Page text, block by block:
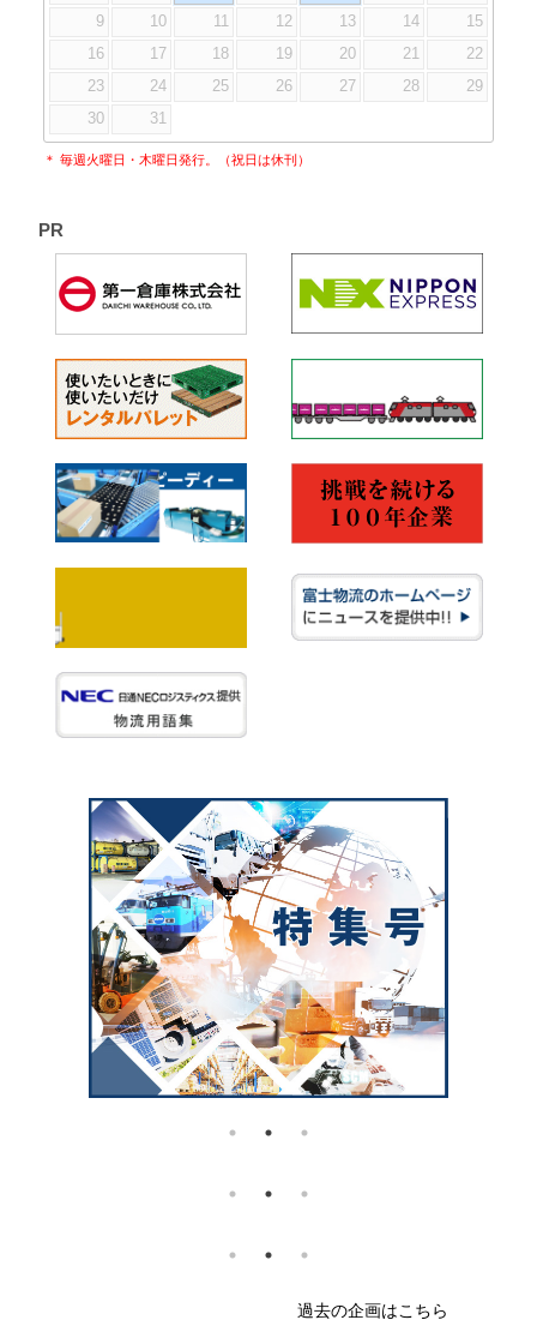
9
10 11 12 13 14
15
16
17 18 19 20 21
22
23
24 25 26 27 28
29
30
31
＊ 毎週火曜日・木曜日発行。（祝日は休刊）
過去の企画はこちら